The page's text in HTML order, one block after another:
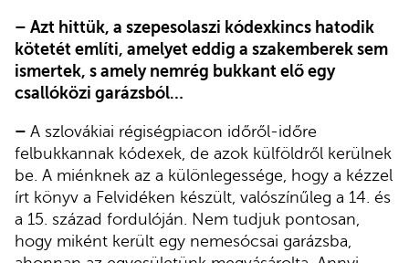
– Azt hittük, a szepesolaszi kódexkincs hatodik
kötetét említi, amelyet eddig a szakemberek sem
ismertek, s amely nemrég bukkant elő egy
csallóközi garázsból…
– A szlovákiai régiségpiacon időről-időre
felbukkannak kódexek, de azok külföldről kerülnek
be. A miénknek az a különlegessége, hogy a kézzel
írt könyv a Felvidéken készült, valószínűleg a 14. és
a 15. század fordulóján. Nem tudjuk pontosan,
hogy miként került egy nemesócsai garázsba,